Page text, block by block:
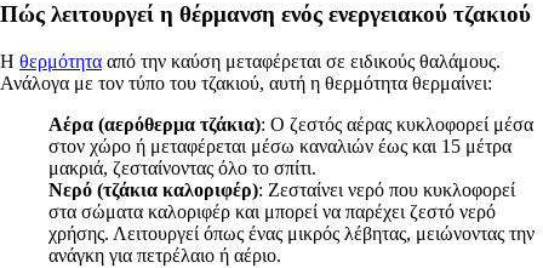
Πώς λειτουργεί η θέρμανση ενός ενεργειακού τζακιού
Η θερμότητα από την καύση μεταφέρεται σε ειδικούς θαλάμους.
Ανάλογα με τον τύπο του τζακιού, αυτή η θερμότητα θερμαίνει:
Αέρα (αερόθερμα τζάκια): Ο ζεστός αέρας κυκλοφορεί μέσα
στον χώρο ή μεταφέρεται μέσω καναλιών έως και 15 μέτρα
μακριά, ζεσταίνοντας όλο το σπίτι.
Νερό (τζάκια καλοριφέρ): Ζεσταίνει νερό που κυκλοφορεί
στα σώματα καλοριφέρ και μπορεί να παρέχει ζεστό νερό
χρήσης. Λειτουργεί όπως ένας μικρός λέβητας, μειώνοντας την
ανάγκη για πετρέλαιο ή αέριο.